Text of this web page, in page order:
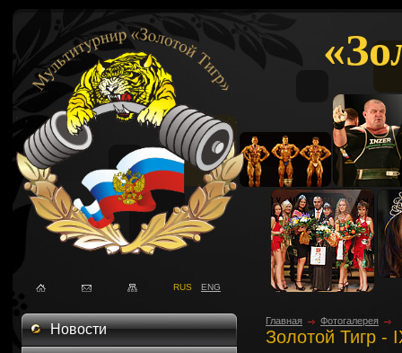
RUS ENG
Новости
Главная Фотогалерея
Золотой Тигр -